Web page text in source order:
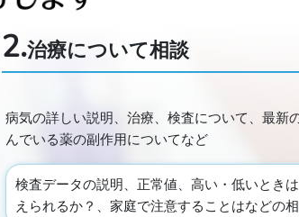
2.治療について相談
病気の詳しい説明、治療、検査について、最新
んでいる薬の副作用についてなど
検査データの説明、正常値、高い・低いとき
えられるか？、家庭で注意することはなどの相